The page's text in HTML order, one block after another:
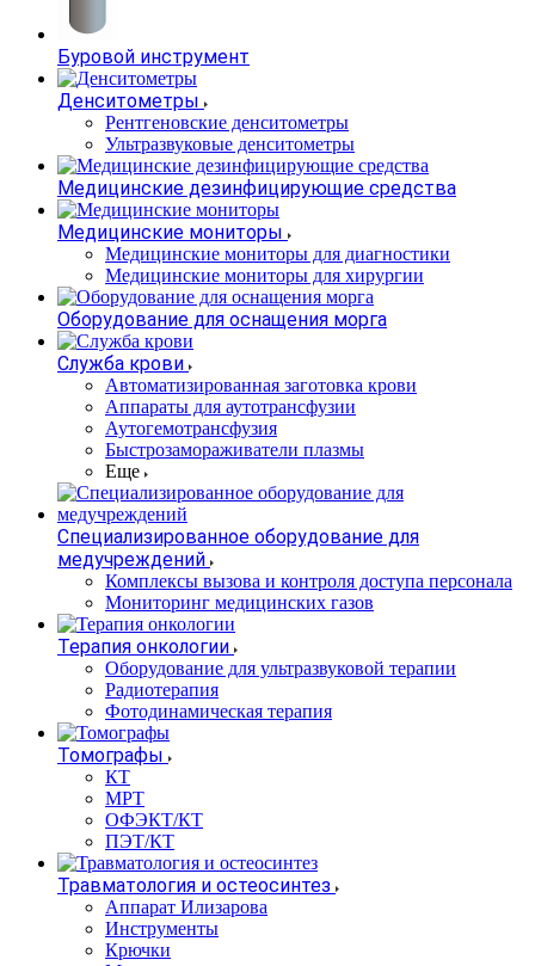
Буровой инструмент
Денситометры
Рентгеновские денситометры
Ультразвуковые денситометры
Медицинские дезинфицирующие средства
Медицинские мониторы
Медицинские мониторы для диагностики
Медицинские мониторы для хирургии
Оборудование для оснащения морга
Служба крови
Автоматизированная заготовка крови
Аппараты для аутотрансфузии
Аутогемотрансфузия
Быстрозамораживатели плазмы
Еще
Специализированное оборудование для
медучреждений
Комплексы вызова и контроля доступа персонала
Мониторинг медицинских газов
Терапия онкологии
Оборудование для ультразвуковой терапии
Радиотерапия
Фотодинамическая терапия
Томографы
КТ
МРТ
ОФЭКТ/КТ
ПЭТ/КТ
Травматология и остеосинтез
Аппарат Илизарова
Инструменты
Крючки